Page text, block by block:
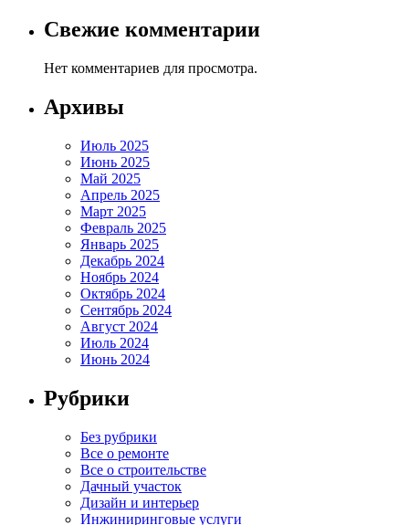
Свежие комментарии
Нет комментариев для просмотра.
Архивы
Июль 2025
Июнь 2025
Май 2025
Апрель 2025
Март 2025
Февраль 2025
Январь 2025
Декабрь 2024
Ноябрь 2024
Октябрь 2024
Сентябрь 2024
Август 2024
Июль 2024
Июнь 2024
Рубрики
Без рубрики
Все о ремонте
Все о строительстве
Дачный участок
Дизайн и интерьер
Инжиниринговые услуги